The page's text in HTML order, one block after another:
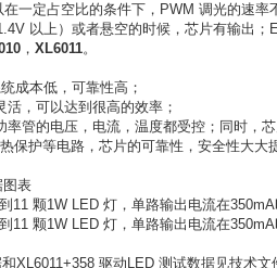
一定占空比的条件下，PWM 调光的速
以上）或者悬空的时候，芯片有输出
， XL6011。
成本低，可靠性高；
活，可以达到很高的效率；
率管的电压，电流，温度都受控；同时，
保护等电路，芯片的可靠性，安全性大大
图表
11 颗1W LED 灯，单路输出电流在
11 颗1W LED 灯，单路输出电流在
XL6011+358 驱动LED 测试数据见技术